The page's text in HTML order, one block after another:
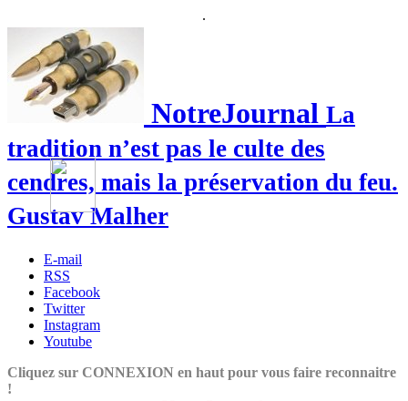
.
NotreJournal La
tradition n’est pas le culte des
cendres, mais la préservation du feu.
Gustav Malher
E-mail
RSS
Facebook
Twitter
Instagram
Youtube
Cliquez sur CONNEXION en haut pour vous faire reconnaitre
!